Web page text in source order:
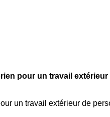
pour un travail
un travail extérieur de